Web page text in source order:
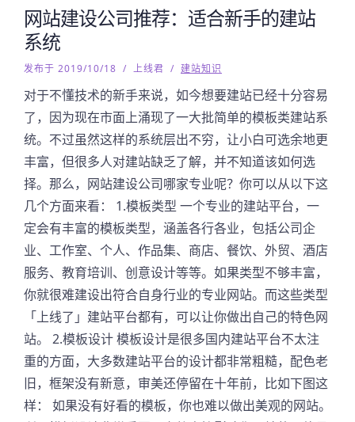
网站建设公司推荐：适合新手的建站
系统
发布于 2019/10/18 / 上线君 / 建站知识
对于不懂技术的新手来说，如今想要建站已经十分容易
了，因为现在市面上涌现了一大批简单的模板类建站系
统。不过虽然这样的系统层出不穷，让小白可选余地更
丰富，但很多人对建站缺乏了解，并不知道该如何选
择。那么，网站建设公司哪家专业呢？你可以从以下这
几个方面来看： 1.模板类型 一个专业的建站平台，一
定会有丰富的模板类型，涵盖各行各业，包括公司企
业、工作室、个人、作品集、商店、餐饮、外贸、酒店
服务、教育培训、创意设计等等。如果类型不够丰富，
你就很难建设出符合自身行业的专业网站。而这些类型
「上线了」建站平台都有，可以让你做出自己的特色网
站。 2.模板设计 模板设计是很多国内建站平台不太注
重的方面，大多数建站平台的设计都非常粗糙，配色老
旧，框架没有新意，审美还停留在十年前，比如下图这
样： 如果没有好看的模板，你也难以做出美观的网站。